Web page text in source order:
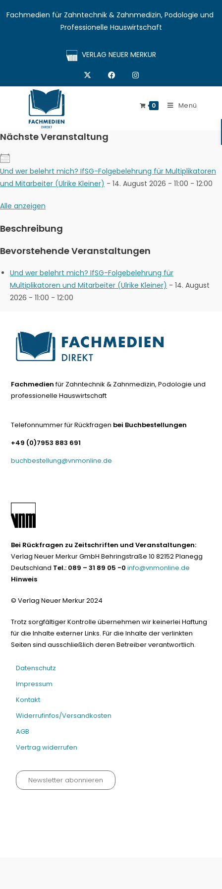
Fachmedien für Zahntechnik & Zahnmedizin, Podologie und
Professionelle Hauswirtschaft
VERLAG NEUER MERKUR
0 Menü
Nächste Veranstaltung
Und wer belehrt mich? IfSG-Folgebelehrung für Multiplikatoren
und Mitarbeiter (Ulrike Kleiner) - 14. August 2026 - 11:00 - 12:00
Alle anzeigen
Beschreibung
Bevorstehende Veranstaltungen
Und wer belehrt mich? IfSG-Folgebelehrung für
Multiplikatoren und Mitarbeiter (Ulrike Kleiner) - 14. August
2026 - 11:00 - 12:00
Fachmedienfür Zahntechnik & Zahnmedizin, Podologie und
professionelle Hauswirtschaft
Telefonnummer für Rückfragen bei Buchbestellungen
+49 (0)7953 883 691
buchbestellung@vnmonline.de
Bei Rückfragen zu Zeitschriften und Veranstaltungen:
Verlag Neuer Merkur GmbH Behringstraße 10 82152 Planegg
Deutschland Tel.: 089 – 31 89 05 -0 info@vnmonline.de
Hinweis
© Verlag Neuer Merkur 2024
Trotz sorgfältiger Kontrolle übernehmen wir keinerlei Haftung
für die Inhalte externer Links. Für die Inhalte der verlinkten
Seiten sind ausschließlich deren Betreiber verantwortlich.
Datenschutz
Impressum
Kontakt
Widerrufinfos/Versandkosten
AGB
Vertrag widerrufen
Newsletter abonnieren